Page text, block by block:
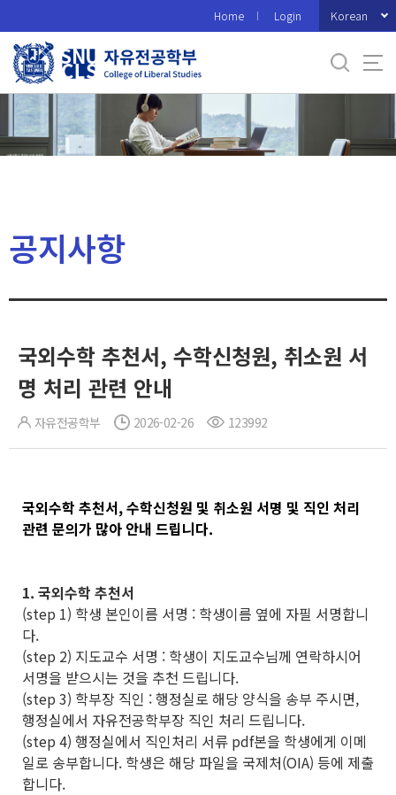
로
메
Home Login Korean
공지사항
국외수학 추천서, 수학신청원, 취소원 서
명 처리 관련 안내
자유전공학부 2026-02-26 123992
국외수학 추천서, 수학신청원 및 취소원 서명 및 직인 처리
관련 문의가 많아 안내 드립니다.
1. 국외수학 추천서
(step 1) 학생 본인이름 서명 : 학생이름 옆에 자필 서명합니
다.
(step 2) 지도교수 서명 : 학생이 지도교수님께 연락하시어
서명을 받으시는 것을 추천 드립니다.
(step 3) 학부장 직인 : 행정실로 해당 양식을 송부 주시면,
행정실에서 자유전공학부장 직인 처리 드립니다.
(step 4) 행정실에서 직인처리 서류 pdf본을 학생에게 이메
일로 송부합니다. 학생은 해당 파일을 국제처(OIA) 등에 제출
합니다.